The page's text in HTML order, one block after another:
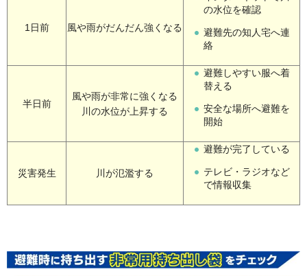
1日前 風や雨がだんだん強くなる
の水位を確認
避難先の知人宅へ連
絡
半日前
風や雨が非常に強くなる
川の水位が上昇する
避難しやすい服へ着
替える
安全な場所へ避難を
開始
災害発生 川が氾濫する
避難が完了している
テレビ・ラジオなど
で情報収集